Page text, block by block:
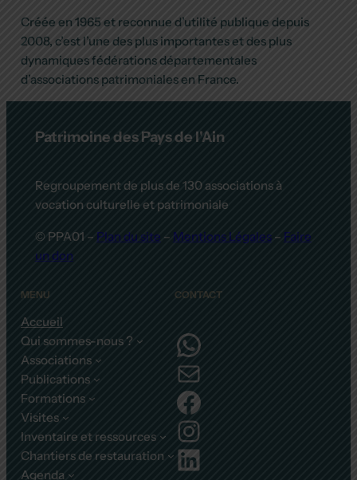
Créée en 1965 et reconnue d’utilité publique depuis
2008, c’est l’une des plus importantes et des plus
dynamiques fédérations départementales
d’associations patrimoniales en France.
Patrimoine des Pays de l'Ain
Regroupement de plus de 130 associations à
vocation culturelle et patrimoniale
© PPA01 – Plan du site – Mentions Légales– Faire
un don
MENU
Accueil
Qui sommes-nous ?
Associations
Publications
Formations
Visites
Inventaire et ressources
Chantiers de restauration
Agenda
CONTACT
WhatsApp
E-mail
Facebook
Instagram
LinkedIn